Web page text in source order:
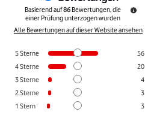
Basierend auf86 Bewertungen, die
einer Prüfung unterzogen wurden
Alle Bewertungen auf dieser Website ansehen
5Sterne
56
4Sterne
20
3Sterne
4
2Sterne
3
1 Stern 3